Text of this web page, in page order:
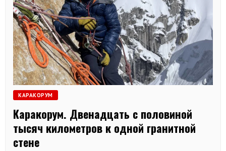
КАРАКОРУМ
Каракорум. Двенадцать с половиной
тысяч километров к одной гранитной
стене